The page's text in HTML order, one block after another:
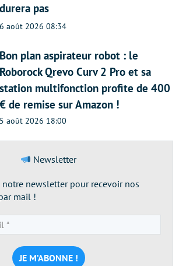
durera pas
6 août 2026 08:34
Bon plan aspirateur robot : le
Roborock Qrevo Curv 2 Pro et sa
station multifonction profite de 400
€ de remise sur Amazon !
5 août 2026 18:00
Newsletter
newsletter pour recevoir nos
mail !
e-
mail
*